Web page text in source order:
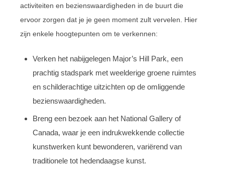
activiteiten en bezienswaardigheden in de buurt die
ervoor zorgen dat je je geen moment zult vervelen. Hier
zijn enkele hoogtepunten om te verkennen:
Verken het nabijgelegen Major’s Hill Park, een
prachtig stadspark met weelderige groene ruimtes
en schilderachtige uitzichten op de omliggende
bezienswaardigheden.
Breng een bezoek aan het National Gallery of
Canada, waar je een indrukwekkende collectie
kunstwerken kunt bewonderen, variërend van
traditionele tot hedendaagse kunst.